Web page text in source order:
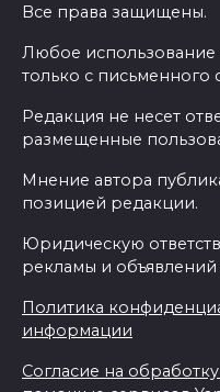
Все права защищены.
Любое использование
только с письменного
Редакция не несет
размещенные
Мнение автора
позицией редакции.
Юридическую
рекламы и объявлений
Политика
информации
Согласие на